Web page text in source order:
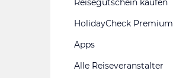
Reisegutschein kaufen
HolidayCheck Premium
Apps
Alle Reiseveranstalter